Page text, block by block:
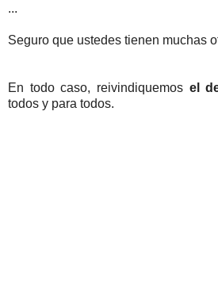
...
Seguro que ustedes tienen muchas
En todo caso, reivindiquemos el
todos y para todos.